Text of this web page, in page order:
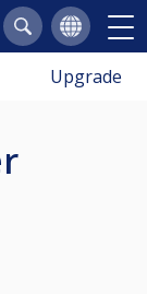
Upgrade